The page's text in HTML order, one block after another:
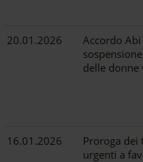
20.01.2026
Accordo
delle donne
16.01.2026
Proroga
urgenti a